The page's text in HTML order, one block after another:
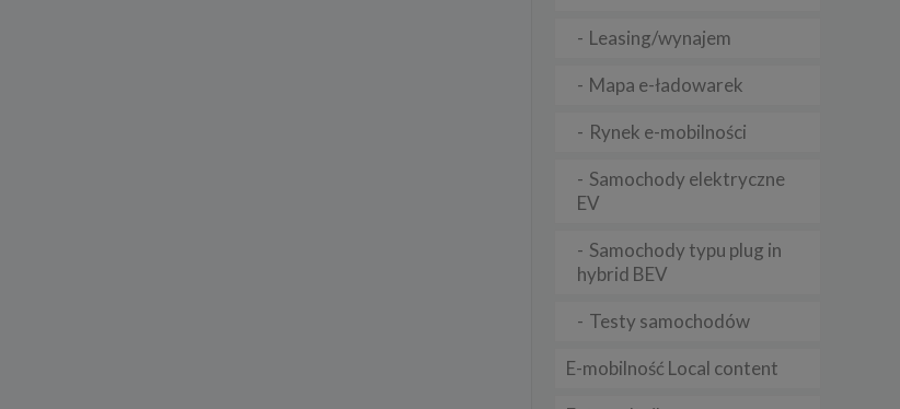
Leasing/wynajem
Mapa e-ładowarek
Rynek e-mobilności
Samochody elektryczne
EV
Samochody typu plug in
hybrid BEV
Testy samochodów
E-mobilność Local content